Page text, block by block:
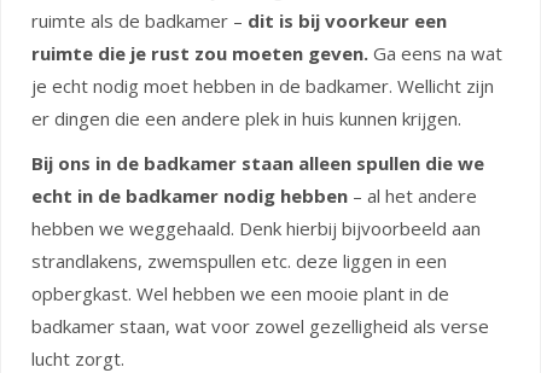
ruimte als de badkamer – dit is bij voorkeur een
ruimte die je rust zou moeten geven. Ga eens na wat
je echt nodig moet hebben in de badkamer. Wellicht zijn
er dingen die een andere plek in huis kunnen krijgen.
Bij ons in de badkamer staan alleen spullen die we
echt in de badkamer nodig hebben – al het andere
hebben we weggehaald. Denk hierbij bijvoorbeeld aan
strandlakens, zwemspullen etc. deze liggen in een
opbergkast. Wel hebben we een mooie plant in de
badkamer staan, wat voor zowel gezelligheid als verse
lucht zorgt.